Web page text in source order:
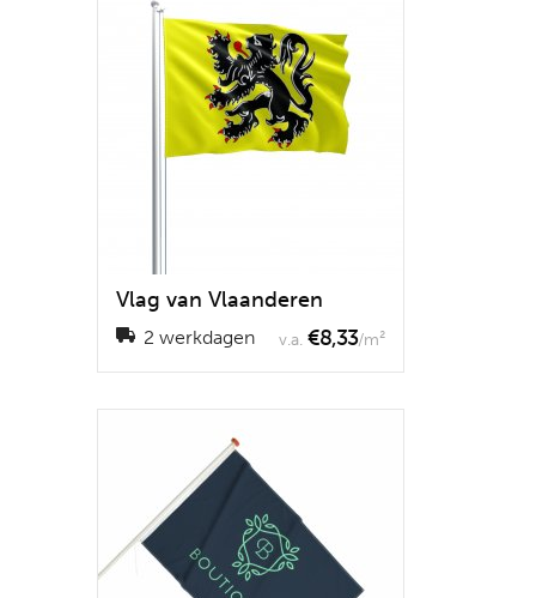
Vlag van Vlaanderen
2 werkdagen v.a. €8,33/m²